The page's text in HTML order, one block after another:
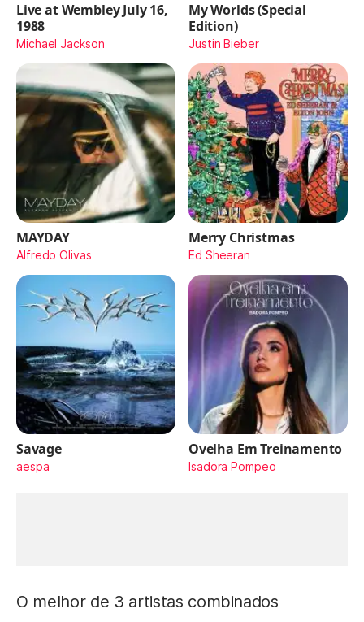
Live at Wembley July 16,
1988
Michael Jackson
My Worlds (Special
Edition)
Justin Bieber
MAYDAY
Alfredo Olivas
Merry Christmas
Ed Sheeran
Savage
aespa
Ovelha Em Treinamento
Isadora Pompeo
O melhor de 3 artistas combinados